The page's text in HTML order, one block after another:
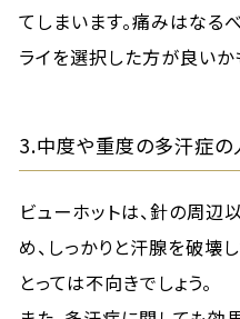
てしまいます。痛みはなる
ライを選択した方が良いか
3.中度や重度の多汗症の
ビューホットは、針の周
め、しっかりと汗腺を破
とっては不向きでしょう。